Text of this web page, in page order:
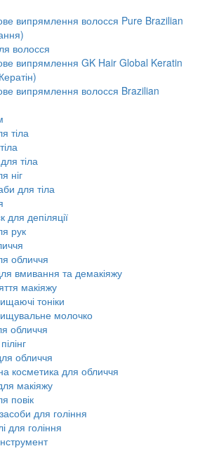
випрямлення волосся Pure Brazilian
волосся
випрямлення GK Hair Global Keratin
випрямлення волосся Brazilian
тіла
тіла
ніг
для тіла
для депіляції
рук
обличчя
вмивання та демакіяжу
макіяжу
тоніки
молочко
обличчя
обличчя
косметика для обличчя
макіяжу
повік
для гоління
для гоління